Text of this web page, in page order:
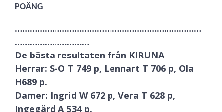
POÄNG
…………………………………………………………………
…………………………
De bästa resultaten från KIRUNA
Herrar: S-O T 749 p, Lennart T 706 p, Ola
H689 p.
Damer: Ingrid W 672 p, Vera T 628 p,
Ingegärd A 534 p.